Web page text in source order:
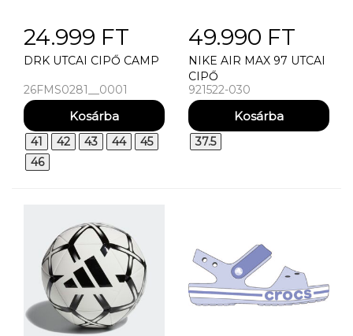
24.999 FT
DRK UTCAI CIPŐ CAMP
26FMS0281__0001
41 42 43 44
45
46
49.990 FT
NIKE AIR MAX 97 UTCAI
CIPŐ
921522-030
37.5